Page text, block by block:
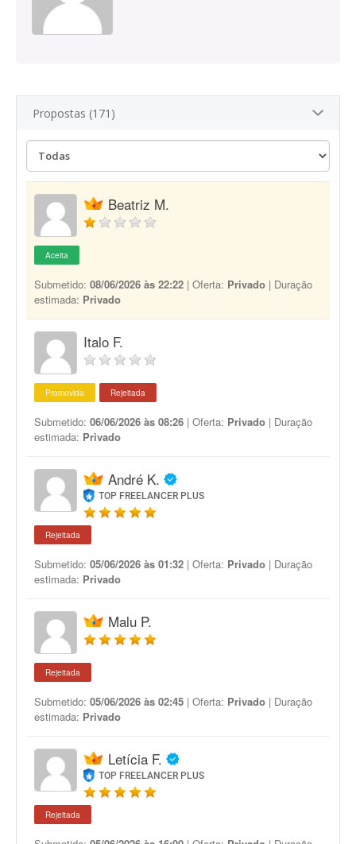
Propostas (171)
Beatriz M.
Aceita
Submetido: 08/06/2026 às 22:22 | Oferta: Privado | Duração
estimada: Privado
Italo F.
Promovida Rejeitada
Submetido: 06/06/2026 às 08:26 | Oferta: Privado | Duração
estimada: Privado
André K.
TOP FREELANCER PLUS
Rejeitada
Submetido: 05/06/2026 às 01:32 | Oferta: Privado | Duração
estimada: Privado
Malu P.
Rejeitada
Submetido: 05/06/2026 às 02:45 | Oferta: Privado | Duração
estimada: Privado
Letícia F.
TOP FREELANCER PLUS
Rejeitada